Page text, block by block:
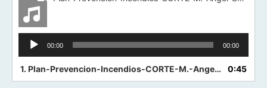
Reproductor
audio
00:00 00:00
1. Plan-Prevencion-Incendios-CORTE-M.-Angel-Sanchez 0:45